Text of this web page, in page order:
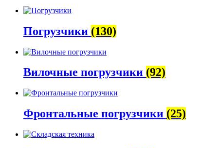
Погрузчики (130)
Вилочные погрузчики (92)
Фронтальные погрузчики (25)